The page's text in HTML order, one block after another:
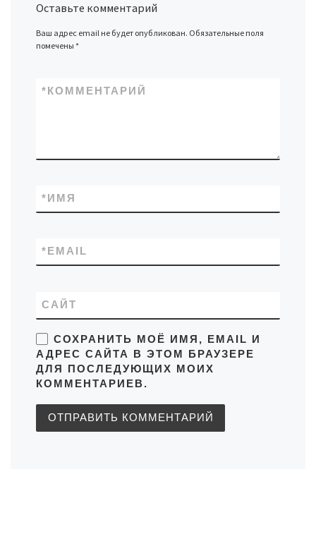
Оставьте комментарий
Ваш адрес email не будет опубликован. Обязательные поля
помечены*
КОММЕНТАРИЙ
*
ИМЯ
*
EMAIL
*
САЙТ
СОХРАНИТЬ МОЁ ИМЯ, EMAIL И
АДРЕС САЙТА В ЭТОМ БРАУЗЕРЕ
ДЛЯ ПОСЛЕДУЮЩИХ МОИХ
КОММЕНТАРИЕВ.